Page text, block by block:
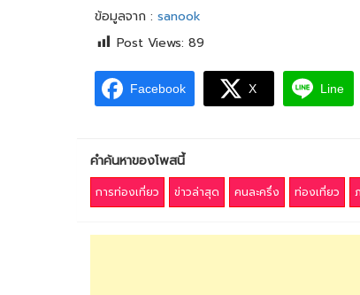
ข้อมูลจาก : sanook
Post Views: 89
Facebook X Line
คำค้นหาของโพสนี้
การท่องเที่ยว ข่าวล่าสุด คนละครึ่ง ท่องเที่ยว